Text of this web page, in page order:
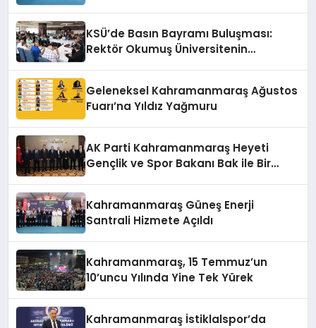
KSÜ’de Basın Bayramı Buluşması:
Rektör Okumuş Üniversitenin
Geleneksel Kahramanmaraş Ağustos
Fuarı’na Yıldız Yağmuru
AK Parti Kahramanmaraş Heyeti
Gençlik ve Spor Bakanı Bak ile Bir
Kahramanmaraş Güneş Enerji
Santrali Hizmete Açıldı
Kahramanmaraş, 15 Temmuz’un
10’uncu Yılında Yine Tek Yürek
Kahramanmaraş İstiklalspor’da